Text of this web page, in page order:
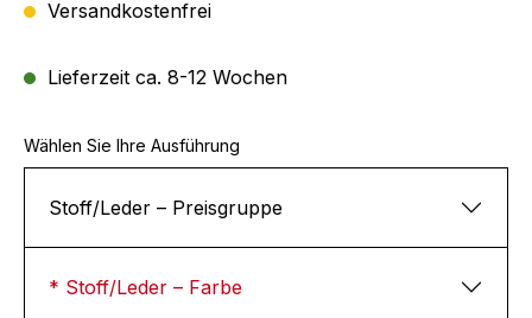
Versandkostenfrei
Lieferzeit ca. 8-12 Wochen
Wählen Sie Ihre Ausführung
Stoff/Leder – Preisgruppe
* Stoff/Leder – Farbe